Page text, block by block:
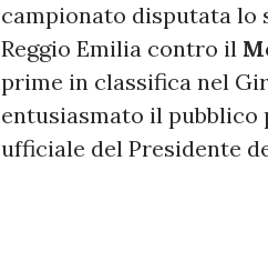
campionato disputata lo
Reggio Emilia contro il
prime in classifica nel
entusiasmato il
ufficiale del Presidente